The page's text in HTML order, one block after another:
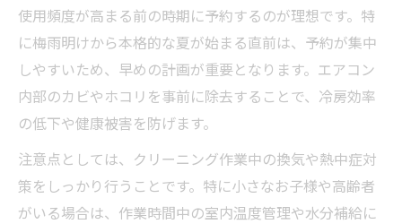
使用頻度が高まる前の時期に予約するのが理想です。特
に梅雨明けから本格的な夏が始まる直前は、予約が集中
しやすいため、早めの計画が重要となります。エアコン
内部のカビやホコリを事前に除去することで、冷房効率
の低下や健康被害を防げます。
注意点としては、クリーニング作業中の換気や熱中症対
策をしっかり行うことです。特に小さなお子様や高齢者
がいる場合は、作業時間中の室内温度管理や水分補給に